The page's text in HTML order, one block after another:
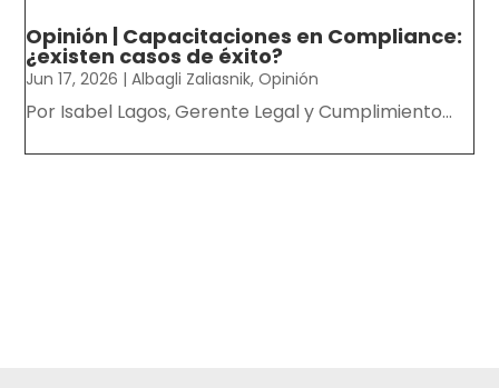
Opinión | Capacitaciones en Compliance:
¿existen casos de éxito?
Jun 17, 2026 |Albagli Zaliasnik,Opinión
Por Isabel Lagos, Gerente Legal y Cumplimiento...